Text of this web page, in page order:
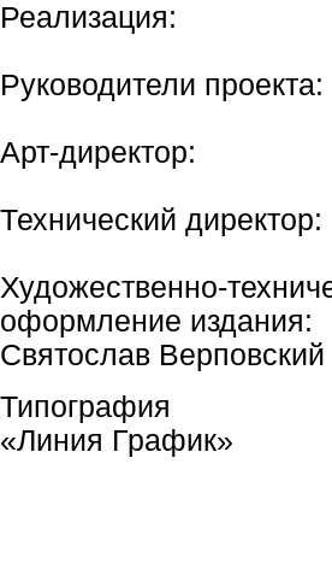
Реализация:
Руководители проекта:
Арт-директор:
Технический директор:
Художественно-
оформление издания:
Святослав Верповский
Типография
«Линия График»